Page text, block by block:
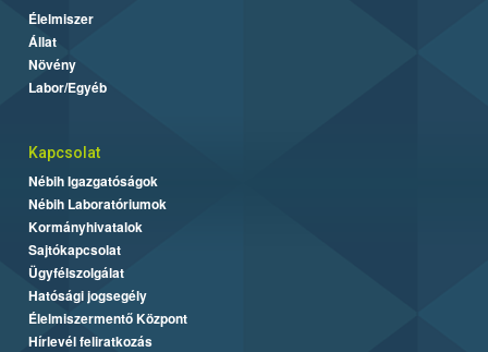
Élelmiszer
Állat
Növény
Labor/Egyéb
Kapcsolat
Nébih Igazgatóságok
Nébih Laboratóriumok
Kormányhivatalok
Sajtókapcsolat
Ügyfélszolgálat
Hatósági jogsegély
Élelmiszermentő Központ
Hírlevél feliratkozás